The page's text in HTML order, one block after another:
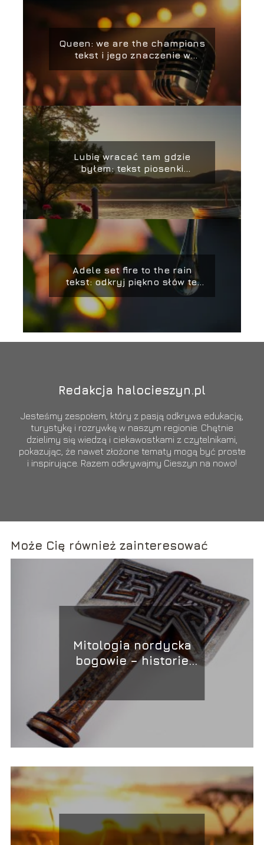
Queen: we are the champions
tekst i jego znaczenie w
Lubię wracać tam gdzie
byłem: tekst piosenki
Zbigniewa Wodeckiego
Adele set fire to the rain
tekst: odkryj piękno słów tej
piosenki
Redakcja halocieszyn.pl
Jesteśmy zespołem, który z pasją odkrywa edukację,
turystykę i rozrywkę w naszym regionie. Chętnie
dzielimy się wiedzą i ciekawostkami z czytelnikami,
pokazując, że nawet złożone tematy mogą być proste
i inspirujące. Razem odkrywajmy Cieszyn na nowo!
Może Cię również zainteresować
Mitologia nordycka
bogowie – historie
pełne intryg